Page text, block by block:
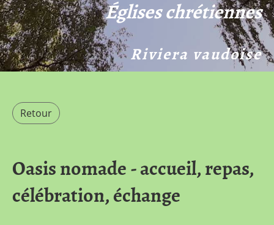
Églises chrétiennes
Riviera vaudoise
Retour
Oasis nomade - accueil, repas,
célébration, échange